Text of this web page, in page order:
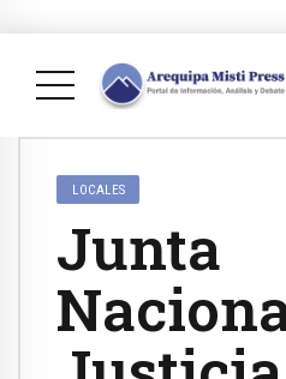
LOCALES
Junta